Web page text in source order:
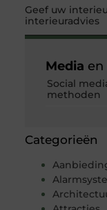
Geef uw
interieuradvies
Categorieën
Media en
Social
methoden